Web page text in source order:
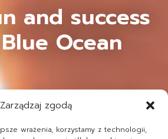
Zarządzaj zgodą
wrażenia, korzystamy z technologii,
and success
Ocean